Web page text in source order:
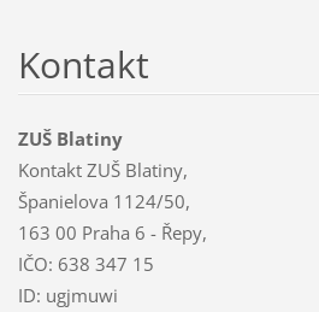
Kontakt
ZUŠ Blatiny
Kontakt ZUŠ Blatiny,
Španielova 1124/50,
163 00 Praha 6 - Řepy,
IČO: 638 347 15
ID: ugjmuwi